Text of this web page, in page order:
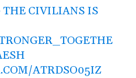
THE CIVILIANS IS
ATRDSO05IZ